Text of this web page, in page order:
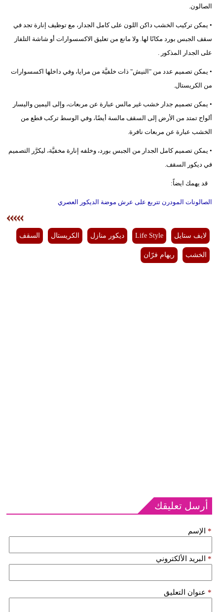
الصالون.
• يمكن تركيب الخشب داكن اللون على كامل الجدار، مع توظيف إنارة تجد في
سقف الجبس بورد مكانًا لها. ولا مانع من تعليق الاكسسوارات أو شاشة التلفاز
على الجدار المذكور .
• يمكن تصميم عدد من "النيش" ذات خلفيَّة من مرايا، وفي داخلها اكسسوارات
من الكريستال.
• يمكن تصميم جدار خشب غير مالس عبارة عن مربعات، وإلى اليمين واليسار
ألواح تمتد من الأرض إلى السقف مالسة أيضًا، وفي الوسط تركب قطع من
الخشب عبارة عن مربعات نافرة.
• يمكن تصميم كامل الجدار من الجبس بورد، وخلفه إنارة مخفيَّة، ليكرَّر التصميم
في ديكور السقف.
قد يهمك ايضاً:
الصالونات المودرن تتربع على عرش موضة الديكور العصري
لايف ستايل Life Style ديكور منازل الكريستال السقف
الخشب ريهام فرّان
أرسل تعليقك
الإسم *
البريد الألكتروني *
عنوان التعليق *